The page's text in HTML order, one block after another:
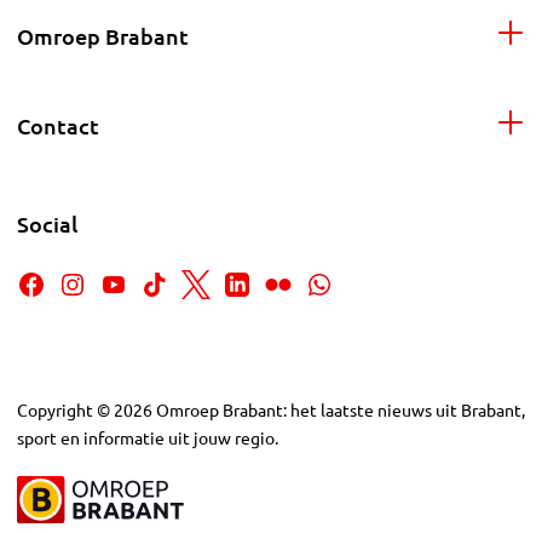
Omroep Brabant
Contact
Social
Copyright © 2026Omroep Brabant: het laatste nieuws uit Brabant,
sport en informatie uit jouw regio.